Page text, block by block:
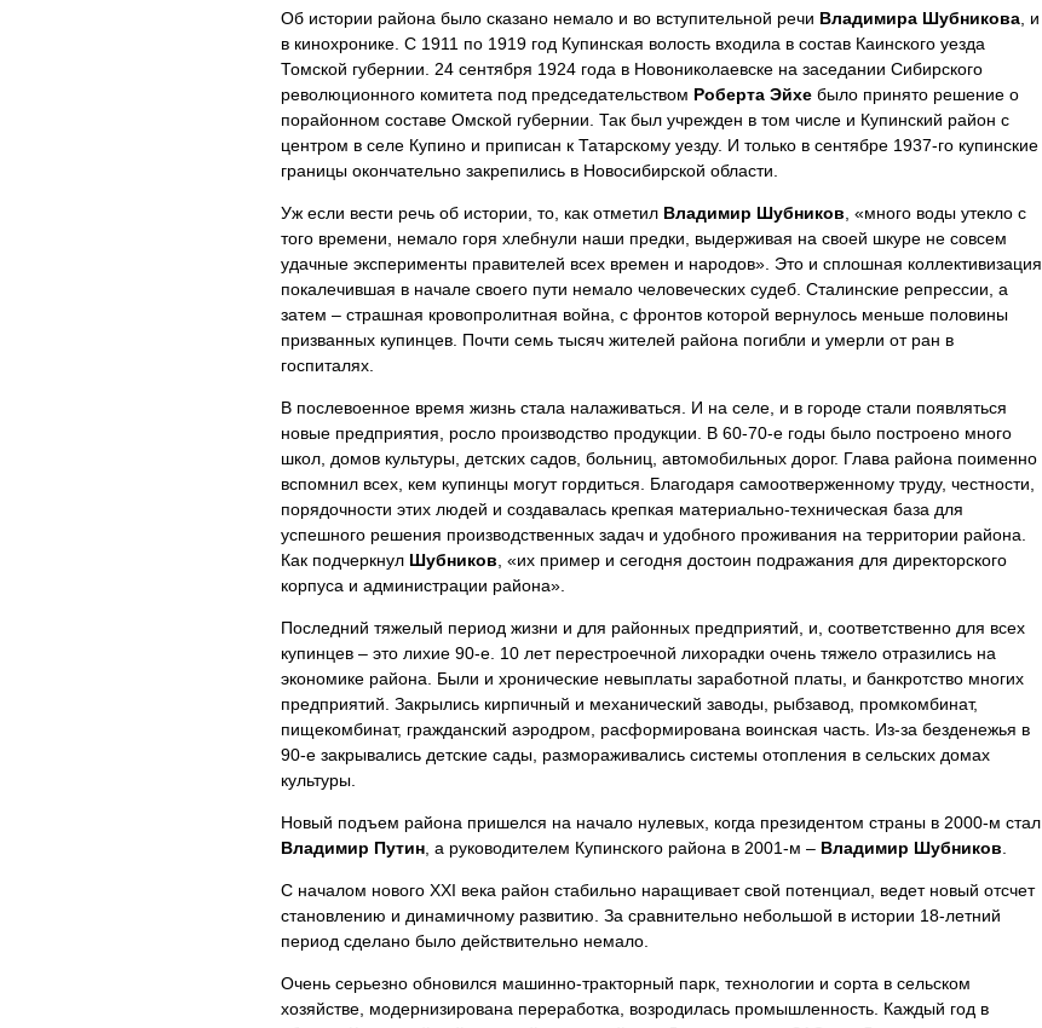
Об истории района было сказано немало и во вступительной речи Владимира Шубникова , и
в кинохронике. С 1911 по 1919 год Купинская волость входила в состав Каинского уезда
Томской губернии. 24 сентября 1924 года в Новониколаевске на заседании Сибирского
революционного комитета под председательством Роберта Эйхе было принято решение о
порайонном составе Омской губернии. Так был учрежден в том числе и Купинский район с
центром в селе Купино и приписан к Татарскому уезду. И только в сентябре 1937-го купинские
границы окончательно закрепились в Новосибирской области.
Уж если вести речь об истории, то, как отметил Владимир Шубников , «много воды утекло с
того времени, немало горя хлебнули наши предки, выдерживая на своей шкуре не совсем
удачные эксперименты правителей всех времен и народов». Это и сплошная коллективизация,
покалечившая в начале своего пути немало человеческих судеб. Сталинские репрессии, а
затем – страшная кровопролитная война, с фронтов которой вернулось меньше половины
призванных купинцев. Почти семь тысяч жителей района погибли и умерли от ран в
госпиталях.
В послевоенное время жизнь стала налаживаться. И на селе, и в городе стали появляться
новые предприятия, росло производство продукции. В 60-70-е годы было построено много
школ, домов культуры, детских садов, больниц, автомобильных дорог. Глава района поименно
вспомнил всех, кем купинцы могут гордиться. Благодаря самоотверженному труду, честности,
порядочности этих людей и создавалась крепкая материально-техническая база для
успешного решения производственных задач и удобного проживания на территории района.
Как подчеркнул Шубников , «их пример и сегодня достоин подражания для директорского
корпуса и администрации района».
Последний тяжелый период жизни и для районных предприятий, и, соответственно для всех
купинцев – это лихие 90-е. 10 лет перестроечной лихорадки очень тяжело отразились на
экономике района. Были и хронические невыплаты заработной платы, и банкротство многих
предприятий. Закрылись кирпичный и механический заводы, рыбзавод, промкомбинат,
пищекомбинат, гражданский аэродром, расформирована воинская часть. Из-за безденежья в
90-е закрывались детские сады, размораживались системы отопления в сельских домах
культуры.
Новый подъем района пришелся на начало нулевых, когда президентом страны в 2000-м стал
Владимир Путин , а руководителем Купинского района в 2001-м – Владимир Шубников
С началом нового XXI века район стабильно наращивает свой потенциал, ведет новый отсчет
становлению и динамичному развитию. За сравнительно небольшой в истории 18-летний
период сделано было действительно немало.
Очень серьезно обновился машинно-тракторный парк, технологии и сорта в сельском
хозяйстве, модернизирована переработка, возродилась промышленность. Каждый год в